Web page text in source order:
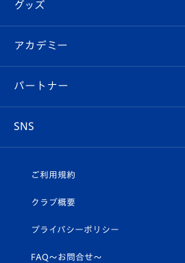
チケット
イベント
メディア
ホームタウン
スタッフプロフィール
マスコット紹介
平和祈念活動
Revive Team
ヴィヴィくんの長崎おもてなしガイド
フォトギャラリー
スタジアムグルメ
V-LOVERS（ファンクラブ）
プレイヤーズスイート
グッズ
オンラインショップ
店舗情報
アカデミー
育成からのお知らせ
U-18
スクール
パートナー
SNS
ヴィヴィくんインスタグラム
公式LINE＠
ご利用規約
クラブ概要
プライバシーポリシー
FAQ〜お問合せ〜